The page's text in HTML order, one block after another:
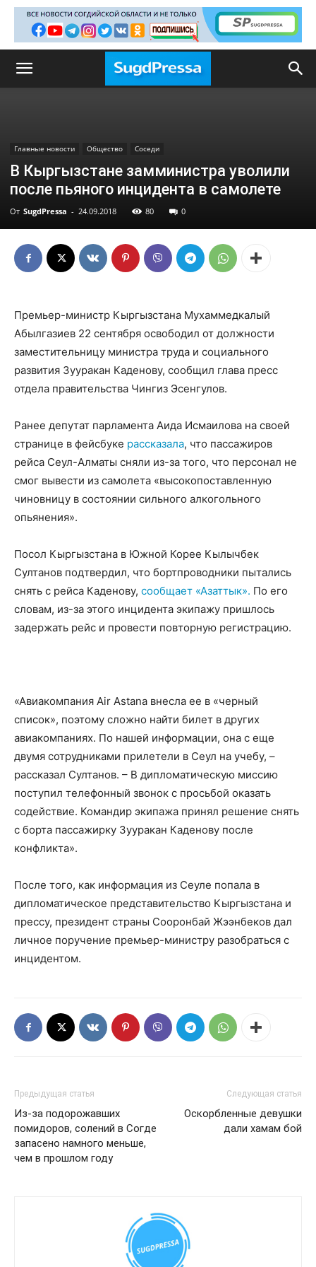
Главные новости Общество Соседи
В Кыргызстане замминистра уволили
после пьяного инцидента в самолете
От SugdPressa - 24.09.2018 80 0
Премьер-министр Кыргызстана Мухаммедкалый
Абылгазиев 22 сентября освободил от должности
заместительницу министра труда и социального
развития Зууракан Каденову, сообщил глава пресс
отдела правительства Чингиз Эсенгулов.
Ранее депутат парламента Аида Исмаилова на своей
странице в фейсбуке рассказала, что пассажиров
рейса Сеул-Алматы сняли из-за того, что персонал не
смог вывести из самолета «высокопоставленную
чиновницу в состоянии сильного алкогольного
опьянения».
Посол Кыргызстана в Южной Корее Кылычбек
Султанов подтвердил, что бортпроводники пытались
снять с рейса Каденову, сообщает «Азаттык». По его
словам, из-за этого инцидента экипажу пришлось
задержать рейс и провести повторную регистрацию.
«Авиакомпания Air Astana внесла ее в «черный
список», поэтому сложно найти билет в других
авиакомпаниях. По нашей информации, она с еще
двумя сотрудниками прилетели в Сеул на учебу, –
рассказал Султанов. – В дипломатическую миссию
поступил телефонный звонок с просьбой оказать
содействие. Командир экипажа принял решение снять
с борта пассажирку Зууракан Каденову после
конфликта».
После того, как информация из Сеуле попала в
дипломатическое представительство Кыргызстана и
прессу, президент страны Сооронбай Жээнбеков дал
личное поручение премьер-министру разобраться с
инцидентом.
Предыдущая статья
Из-за подорожавших
помидоров, солений в Согде
запасено намного меньше,
чем в прошлом году
Следующая статья
Оскорбленные девушки
дали хамам бой